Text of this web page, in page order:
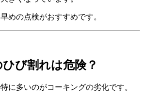
めの点検がおすすめです。
び割れは危険？
に多いのがコーキングの劣化です。